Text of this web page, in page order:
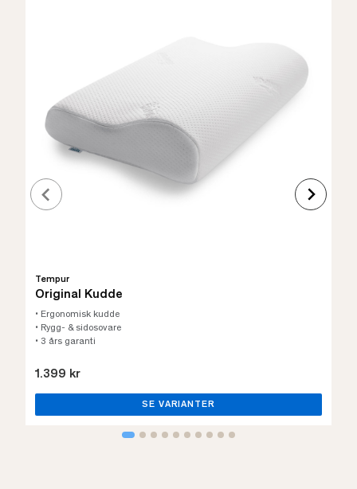
Tempur
Original Kudde
• Ergonomisk kudde
• Rygg- & sidosovare
• 3 års garanti
1.399 kr
SE VARIANTER